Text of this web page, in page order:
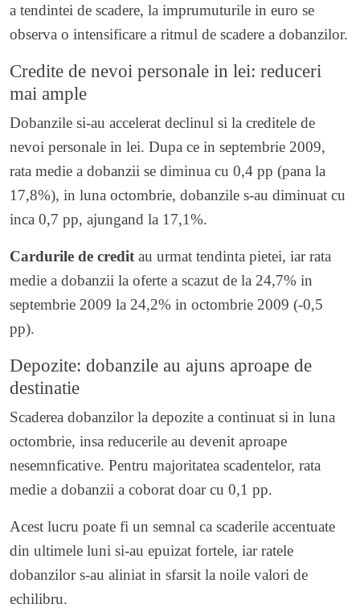
a tendintei de scadere, la imprumuturile in euro se
observa o intensificare a ritmul de scadere a dobanzilor.
Credite de nevoi personale in lei: reduceri
mai ample
Dobanzile si-au accelerat declinul si la creditele de
nevoi personale in lei. Dupa ce in septembrie 2009,
rata medie a dobanzii se diminua cu 0,4 pp (pana la
17,8%), in luna octombrie, dobanzile s-au diminuat cu
inca 0,7 pp, ajungand la 17,1%.
Cardurile de credit au urmat tendinta pietei, iar rata
medie a dobanzii la oferte a scazut de la 24,7% in
septembrie 2009 la 24,2% in octombrie 2009 (-0,5
pp).
Depozite: dobanzile au ajuns aproape de
destinatie
Scaderea dobanzilor la depozite a continuat si in luna
octombrie, insa reducerile au devenit aproape
nesemnficative. Pentru majoritatea scadentelor, rata
medie a dobanzii a coborat doar cu 0,1 pp.
Acest lucru poate fi un semnal ca scaderile accentuate
din ultimele luni si-au epuizat fortele, iar ratele
dobanzilor s-au aliniat in sfarsit la noile valori de
echilibru.